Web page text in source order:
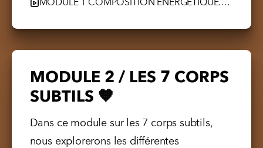
MODULE 1 COMPOSITION ENERGETIQUE.mp4
MODULE 2 / LES 7 CORPS
SUBTILS 🧡
Dans ce module sur les 7 corps subtils,
nous explorerons les différentes